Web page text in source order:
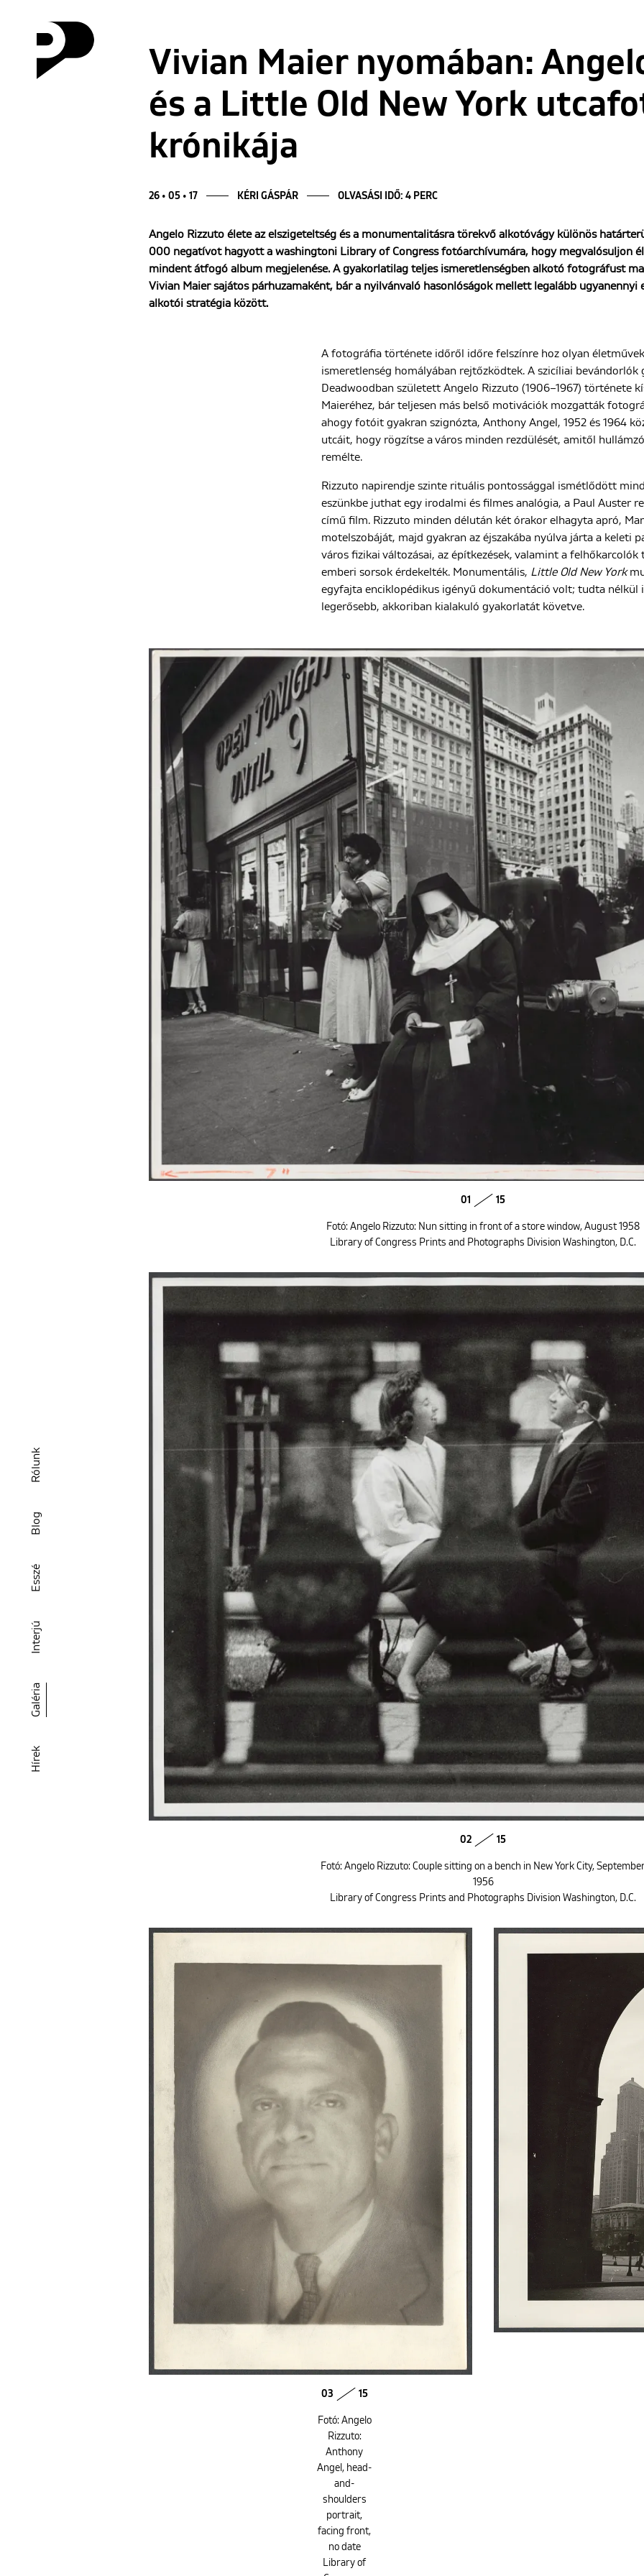
Hírek
Galéria
Interjú
Esszé
Blog
Rólunk
Vivian Maier nyomában:
és a Little Old New York
krónikája
26 • 05 • 17 KÉRI GÁSPÁR OLVASÁSI IDŐ: 4 PERC
Angelo Rizzuto élete az elszigeteltség és a monumentalitásra törekvő alkotóvágy különös
000 negatívot hagyott a washingtoni Library of Congress fotóarchívumára, hogy megvalósuljon
mindent átfogó album megjelenése. A gyakorlatilag teljes ismeretlenségben alkotó fotográfust
Vivian Maier sajátos párhuzamaként, bár a nyilvánvaló hasonlóságok mellett legalább
alkotói stratégia között.
A fotográfia története időről időre felszínre hoz olyan
ismeretlenség homályában rejtőzködtek. A szicíliai
Deadwoodban született Angelo Rizzuto (1906–1967) története
Maieréhez, bár teljesen más belső motivációk mozgatták
ahogy fotóit gyakran szignózta, Anthony Angel, 1952 és 1964
utcáit, hogy rögzítse a város minden rezdülését, amitől
remélte.
Rizzuto napirendje szinte rituális pontossággal ismétlődött
eszünkbe juthat egy irodalmi és filmes analógia, a Paul Auster
című film. Rizzuto minden délután két órakor elhagyta apró,
motelszobáját, majd gyakran az éjszakába nyúlva járta a keleti
város fizikai változásai, az építkezések, valamint a
emberi sorsok érdekelték. Monumentális, Little Old New York
egyfajta enciklopédikus igényű dokumentáció volt; tudta nélkül
legerősebb, akkoriban kialakuló gyakorlatát követve.
01 15
Fotó: Angelo Rizzuto: Nun sitting in front of a store window, August 1958
Library of Congress Prints and Photographs Division Washington, D.C.
02 15
Fotó: Angelo Rizzuto: Couple sitting on a bench in New York City,
1956
Library of Congress Prints and Photographs Division Washington, D.C.
03 15
Fotó: Angelo
Rizzuto:
Anthony
Angel, head-
and-
shoulders
portrait,
facing front,
no date
Library of